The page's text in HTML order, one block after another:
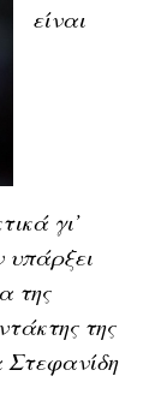
είναι
γι’
υπάρξει
της
της
Στεφανίδη